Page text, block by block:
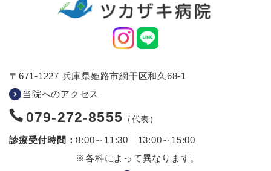
〒671-1227 兵庫県姫路市網干区和久68-1
当院へのアクセス
079-272-8555 （代表）
診療受付時間：8:00～11:30 13:00～15:00
※各科によって異なります。